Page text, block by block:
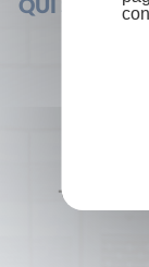
QUI
+33 (0) 1